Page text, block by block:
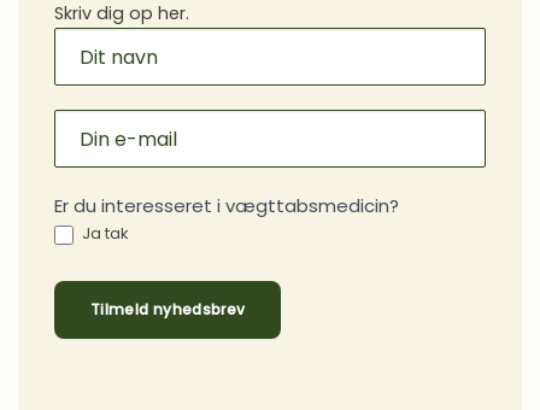
Skriv dig op her.
SIGNUP
Er du interesseret i vægttabsmedicin?
Ja tak
Tilmeld nyhedsbrev